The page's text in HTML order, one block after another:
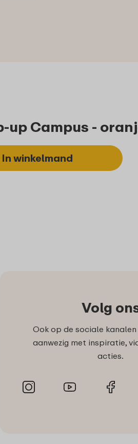
up Campus -
In winkelmand
Volg
Ook op de sociale
aanwezig met inspiratie,
acties.